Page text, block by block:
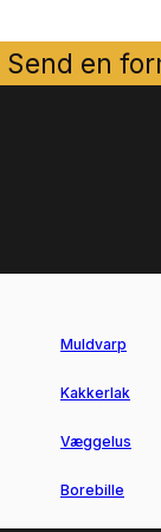
Send en
Muldvarp
Kakkerlak
Væggelus
Borebille